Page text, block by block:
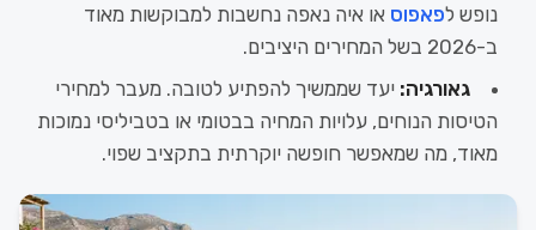
נופש לפאפוס או איה נאפה נחשבות למבוקשות מאוד
ב-2026 בשל המחירים היציבים.
גאורגיה: יעד שממשיך להפתיע לטובה. מעבר למחירי
הטיסות הנוחים, עלויות המחיה בבטומי או בטביליסי נמוכות
מאוד, מה שמאפשר חופשה יוקרתית בתקציב שפוי.